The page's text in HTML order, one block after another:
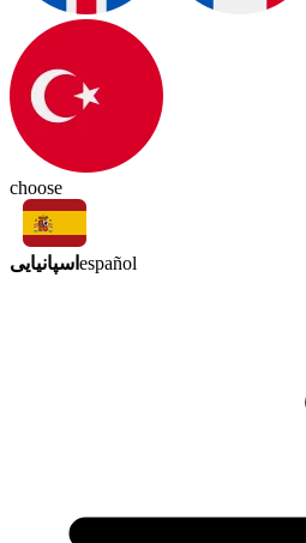
choose
اسپانیایی español